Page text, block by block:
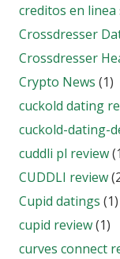
creditos en
Crossdresser
Crossdresser
Crypto News (1)
cuckold dating
cuckold-dating-
cuddli pl review
CUDDLI review
Cupid datings (1)
cupid review(1)
curves connect